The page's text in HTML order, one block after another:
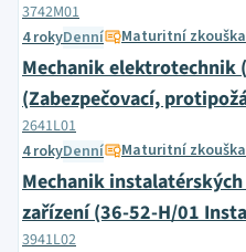
3742M01
4 rokyDenní Maturitní zkouška
Mechanik elektrotechnik
(Zabezpečovací,
2641L01
4 rokyDenní Maturitní zkouška
Mechanik
zařízení (36-52-H/01
3941L02